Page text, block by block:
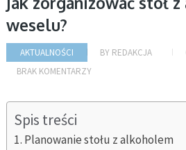
weselu?
AKTUALNOŚCI BY REDAKCJA
BRAK KOMENTARZY
Spis treści
Planowanie stołu z alkoholem